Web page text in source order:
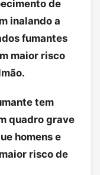
de
inalando a
fumantes
maior risco
tem
quadro grave
homens e
risco de